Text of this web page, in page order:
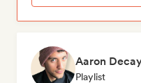
Playlist